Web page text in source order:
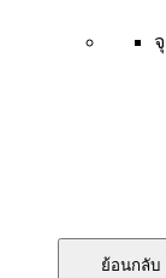
ย้อนกลับ